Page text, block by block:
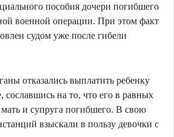
пособия дочери погибшего
военной операции. При этом факт
судом уже после гибели
отказались выплатить ребенку
сославшись на то, что его в равных
и супруга погибшего. В свою
взыскали в пользу девочки с